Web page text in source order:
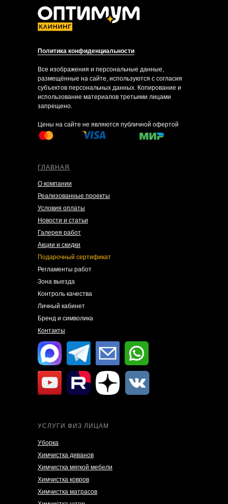
ГЛАВНАЯ
О компании
Реализованные проекты
Условия оплаты
Новости и статьи
Галерея работ
Акции и скидки
Подарочный сертификат
Регламенты работ
Зона выезда
Контроль качества
Личный кабинет
Бренд и символика
Контакты
УСЛУГИ ФИЗ ЛИЦАМ
Уборка
Химчистка диванов
Химчистка мягкой мебели
Химчистка ковров
Химчистка матрасов
Политика конфиденциальности
Все изображения и персональные данные,
размещённые на сайте, используются с согласия
субъектов персональных данных. Копирование и
использование материалов третьими лицами
запрещено.
Цены на сайте не являются публичной офертой